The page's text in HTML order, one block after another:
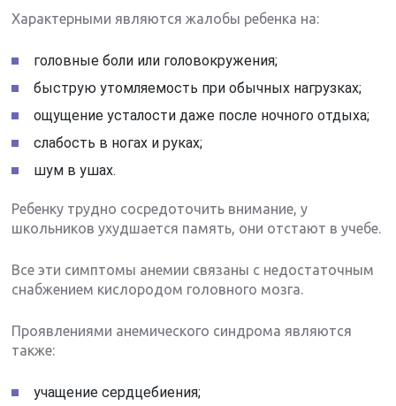
Характерными являются жалобы ребенка на:
головные боли или головокружения;
быструю утомляемость при обычных нагрузках;
ощущение усталости даже после ночного отдыха;
слабость в ногах и руках;
шум в ушах.
Ребенку трудно сосредоточить внимание, у
школьников ухудшается память, они отстают в учебе.
Все эти симптомы анемии связаны с недостаточным
снабжением кислородом головного мозга.
Проявлениями анемического синдрома являются
также:
учащение сердцебиения;